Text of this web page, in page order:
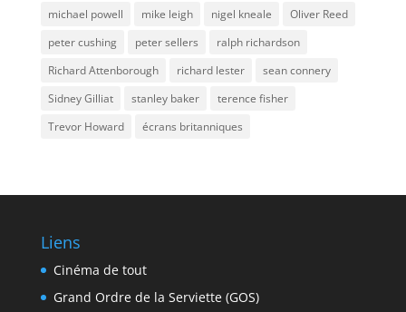
michael powell
mike leigh nigel kneale
Oliver Reed
peter cushing
peter sellers
ralph richardson
Richard Attenborough
richard lester
sean connery
Sidney Gilliat
stanley baker
terence fisher
Trevor Howard
écrans britanniques
Liens
Cinéma de tout
Grand Ordre de la Serviette (GOS)